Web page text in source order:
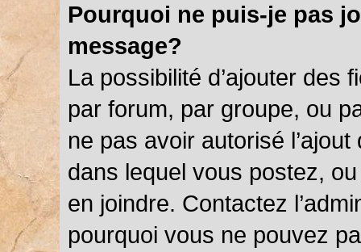
Pourquoi ne puis-je pas
message?
La possibilité d’ajouter des
par forum, par groupe, ou
ne pas avoir autorisé
dans lequel vous postez,
en joindre. Contactez
pourquoi vous ne pouvez